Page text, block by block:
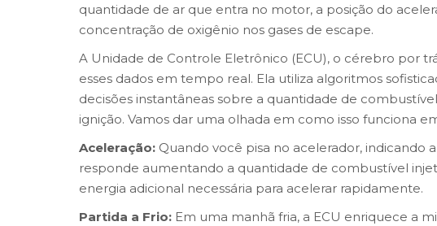
quantidade de ar que entra no motor, a posição do
concentração de oxigênio nos gases de escape.
A Unidade de Controle Eletrônico (ECU), o cérebro por
esses dados em tempo real. Ela utiliza algoritmos
decisões instantâneas sobre a quantidade de
ignição. Vamos dar uma olhada em como isso funciona
Aceleração: Quando você pisa no acelerador, indicando
responde aumentando a quantidade de combustível
energia adicional necessária para acelerar rapidamente.
Partida a Frio: Em uma manhã fria, a ECU enriquece a